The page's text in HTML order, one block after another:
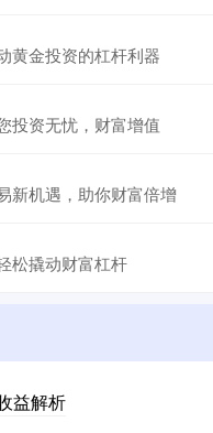
黄金投资的杠杆利器
投资无忧，财富增值
新机遇，助你财富倍增
松撬动财富杠杆
益解析